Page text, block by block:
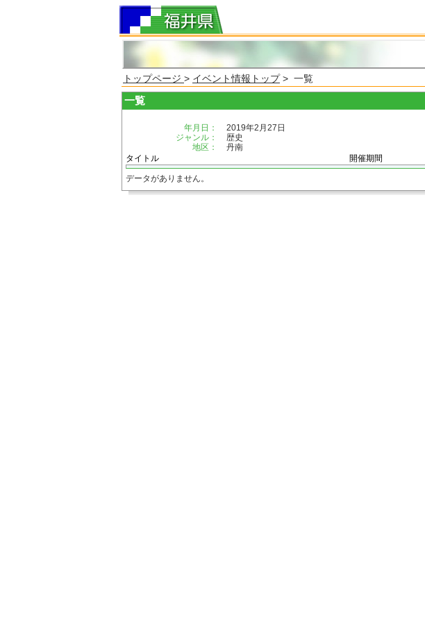
トップページ > イベント情報トップ> 一覧
一覧
年月日：
2019年2月27日
ジャンル：
歴史
地区：
丹南
タイトル
開催期間
データがありません。